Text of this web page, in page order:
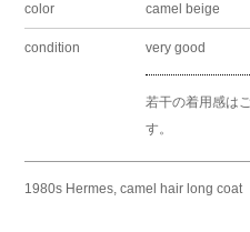
color camel beige
condition very good
若干の着用感は
す。
1980s Hermes, camel hair long coat